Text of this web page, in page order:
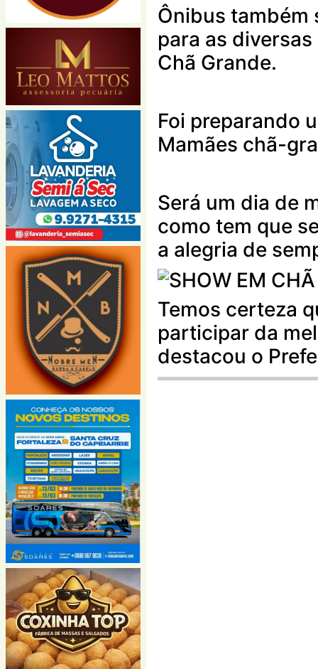
Ônibus também
para as
Chã Grande.
Foi preparando
Mamães chã-
Será um dia de
como tem que
a alegria de
Temos certeza
participar da
destacou o